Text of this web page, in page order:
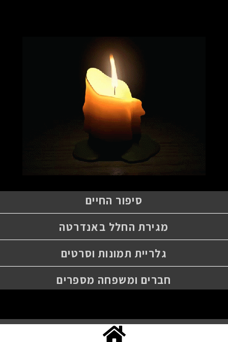
סיפור החיים
מגירת החלל באנדרטה
גלריית תמונות וסרטים
חברים ומשפחה מספרים